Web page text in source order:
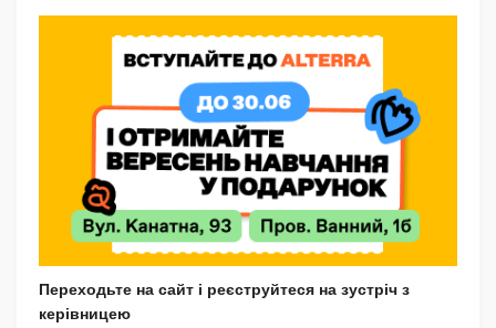
Переходьте на сайт і реєструйтеся на зустріч з
керівницею